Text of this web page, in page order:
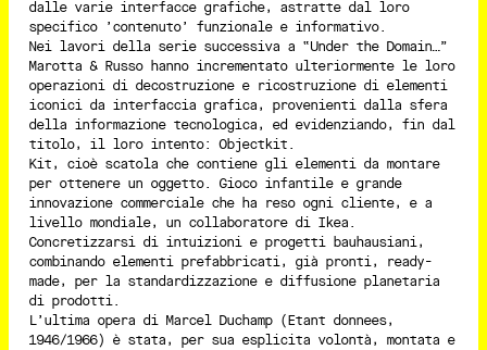
dalle varie interfacce grafiche, astratte dal loro
specifico ’contenuto’ funzionale e informativo.
Nei lavori della serie successiva a “Under the Domain…”
Marotta & Russo hanno incrementato ulteriormente le loro
operazioni di decostruzione e ricostruzione di elementi
iconici da interfaccia grafica, provenienti dalla sfera
della informazione tecnologica, ed evidenziando, fin dal
titolo, il loro intento: Objectkit.
Kit, cioè scatola che contiene gli elementi da montare
per ottenere un oggetto. Gioco infantile e grande
innovazione commerciale che ha reso ogni cliente, e a
livello mondiale, un collaboratore di Ikea.
Concretizzarsi di intuizioni e progetti bauhausiani,
combinando elementi prefabbricati, già pronti, ready-
made, per la standardizzazione e diffusione planetaria
di prodotti.
L’ultima opera di Marcel Duchamp (Etant donnees,
1946/1966) è stata, per sua esplicita volontà, montata e